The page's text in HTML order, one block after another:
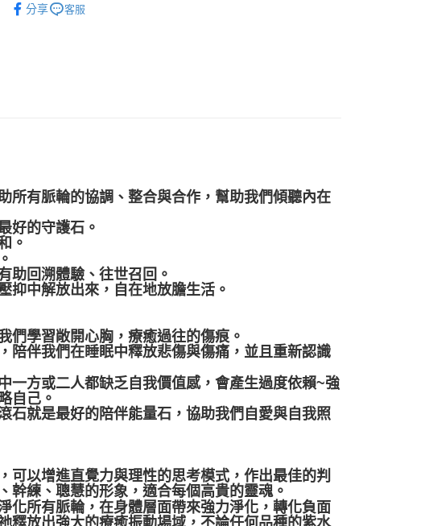
每筆NT$80，滿NT$3,000(含以上)免運費
每筆NT$80，滿NT$3,000(含以上)免運費
免運費
分享
客服
所有脈輪的協調、整合與合作，幫助我們傾聽內在
好的守護石。
。
助回溯體驗、往世召回。
抑中解放出來，自在地放膽生活。
們學習敞開心胸，療癒過往的傷痕。
陪伴我們在睡眠中釋放悲傷與傷痛，並且重新認識
一方或二人都缺乏自我價值感，會產生過度依賴~強
自己。
石就是最好的陪伴能量石，協助我們自愛與自我照
可以增進直覺力與理性的思考模式，作出最佳的判
幹練、聰慧的形象，適合每個高貴的靈魂。
化所有脈輪，在身體層面帶來強力淨化，轉化負面